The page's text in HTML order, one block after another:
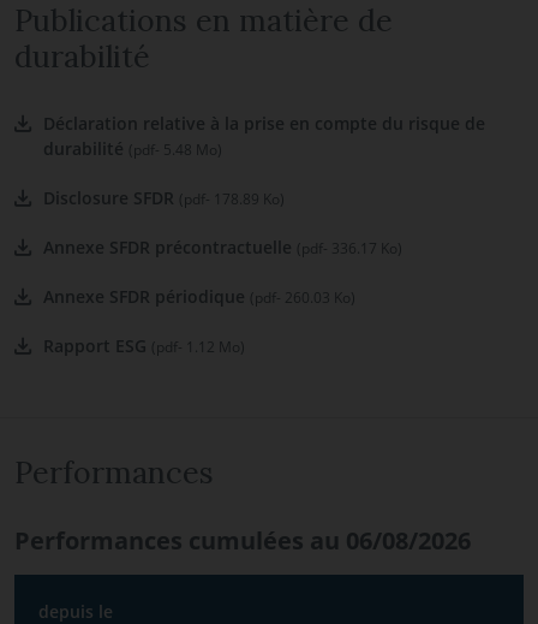
Publications en matière de
durabilité
Déclaration relative à la prise en compte du risque de
durabilité (pdf- 5.48 Mo)
Disclosure SFDR (pdf- 178.89 Ko)
Annexe SFDR précontractuelle (pdf- 336.17 Ko)
Annexe SFDR périodique (pdf- 260.03 Ko)
Rapport ESG (pdf- 1.12 Mo)
Performances
Performances cumulées au 06/08/2026
depuis le